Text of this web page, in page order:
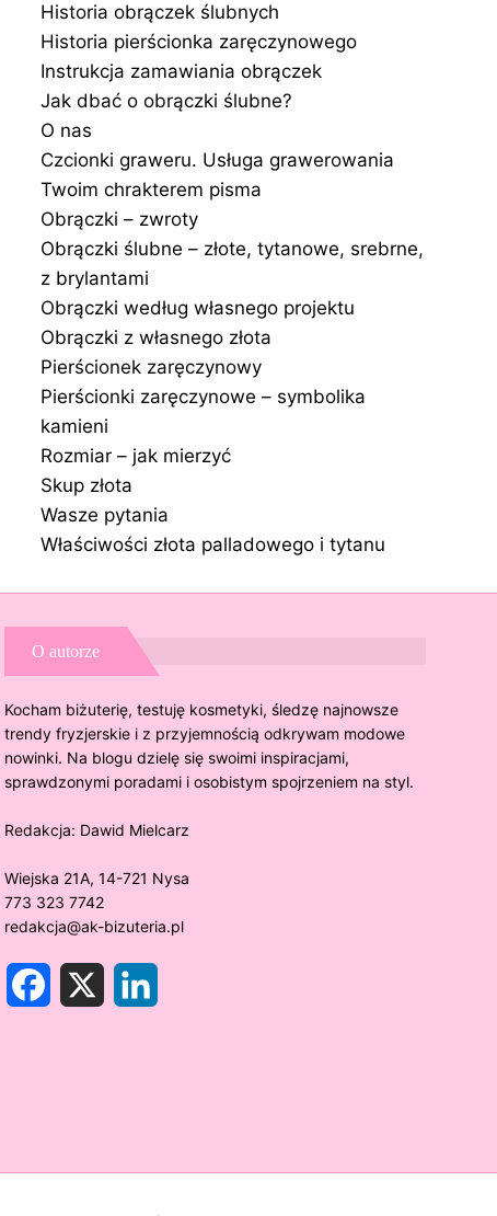
Historia obrączek ślubnych
Historia pierścionka zaręczynowego
Instrukcja zamawiania obrączek
Jak dbać o obrączki ślubne?
O nas
Czcionki graweru. Usługa grawerowania
Twoim chrakterem pisma
Obrączki – zwroty
Obrączki ślubne – złote, tytanowe, srebrne,
z brylantami
Obrączki według własnego projektu
Obrączki z własnego złota
Pierścionek zaręczynowy
Pierścionki zaręczynowe – symbolika
kamieni
Rozmiar – jak mierzyć
Skup złota
Wasze pytania
Właściwości złota palladowego i tytanu
O autorze
Kocham biżuterię, testuję kosmetyki, śledzę najnowsze
trendy fryzjerskie i z przyjemnością odkrywam modowe
nowinki. Na blogu dzielę się swoimi inspiracjami,
sprawdzonymi poradami i osobistym spojrzeniem na styl.
Redakcja: Dawid Mielcarz
Wiejska 21A, 14-721 Nysa
773 323 7742
redakcja@ak-bizuteria.pl
X